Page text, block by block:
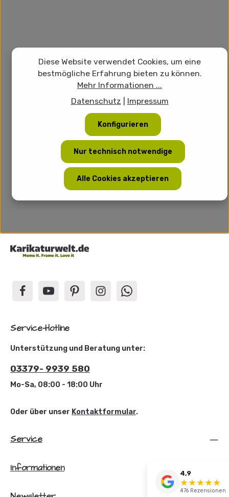
Service-Hotline
Unterstützung und Beratung unter:
03379- 9939 580
Mo-Sa, 08:00 - 18:00 Uhr
Oder über unser Kontaktformular.
Service
Informationen
Diese Website verwendet Cookies, um eine
bestmögliche Erfahrung bieten zu können.
Mehr Informationen ...
Datenschutz
Impressum
Nur technisch notwendige
Konfigurieren
Alle Cookies akzeptieren
4,9
★★★★☆
★
476 Rezensionen